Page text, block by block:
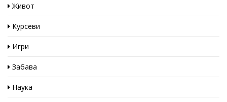
Живот
Курсеви
Игри
Забава
Наука